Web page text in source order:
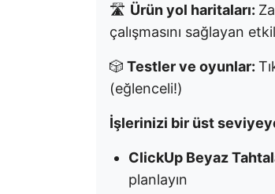
🛣️ Ürün yol haritaları:
çalışmasını sağlayan
🎲 Testler ve oyunlar:
(eğlenceli!)
İşlerinizi bir üst
ClickUp Beyaz
planlayın